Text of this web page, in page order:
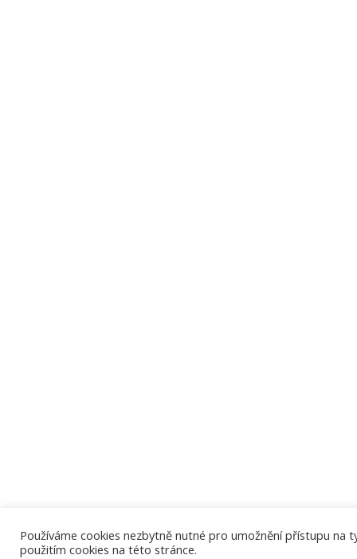
Používáme cookies nezbytně nutné pro umožnění přístupu na
použitím cookies na této stránce.